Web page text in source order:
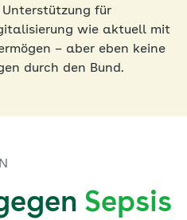
für
wie aktuell mit
– aber eben keine
durch den Bund.
Sepsis